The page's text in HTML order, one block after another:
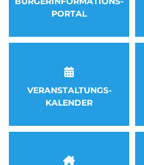
Veranstaltungskalender
PORTAL
VERANSTALTUNGS-
KALENDER